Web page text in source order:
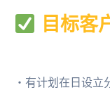
目标客
・有计划在日设立